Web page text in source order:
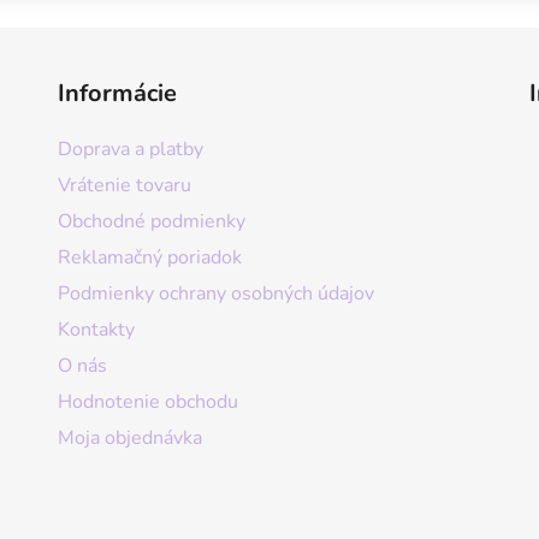
Informácie
Doprava a platby
Vrátenie tovaru
Obchodné podmienky
Reklamačný poriadok
Podmienky ochrany osobných údajov
Kontakty
O nás
Hodnotenie obchodu
Moja objednávka